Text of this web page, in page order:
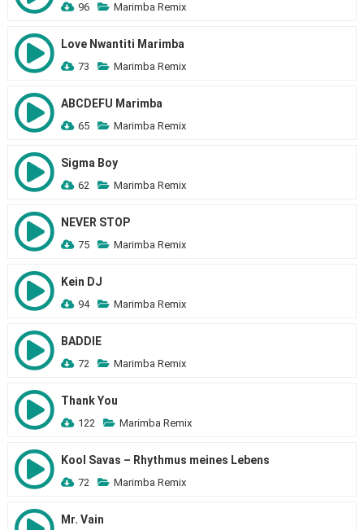
96 Marimba Remix
Love Nwantiti Marimba
73 Marimba Remix
ABCDEFU Marimba
65 Marimba Remix
Sigma Boy
62 Marimba Remix
NEVER STOP
75 Marimba Remix
Kein DJ
94 Marimba Remix
BADDIE
72 Marimba Remix
Thank You
122 Marimba Remix
Kool Savas – Rhythmus meines Lebens
72 Marimba Remix
Mr. Vain